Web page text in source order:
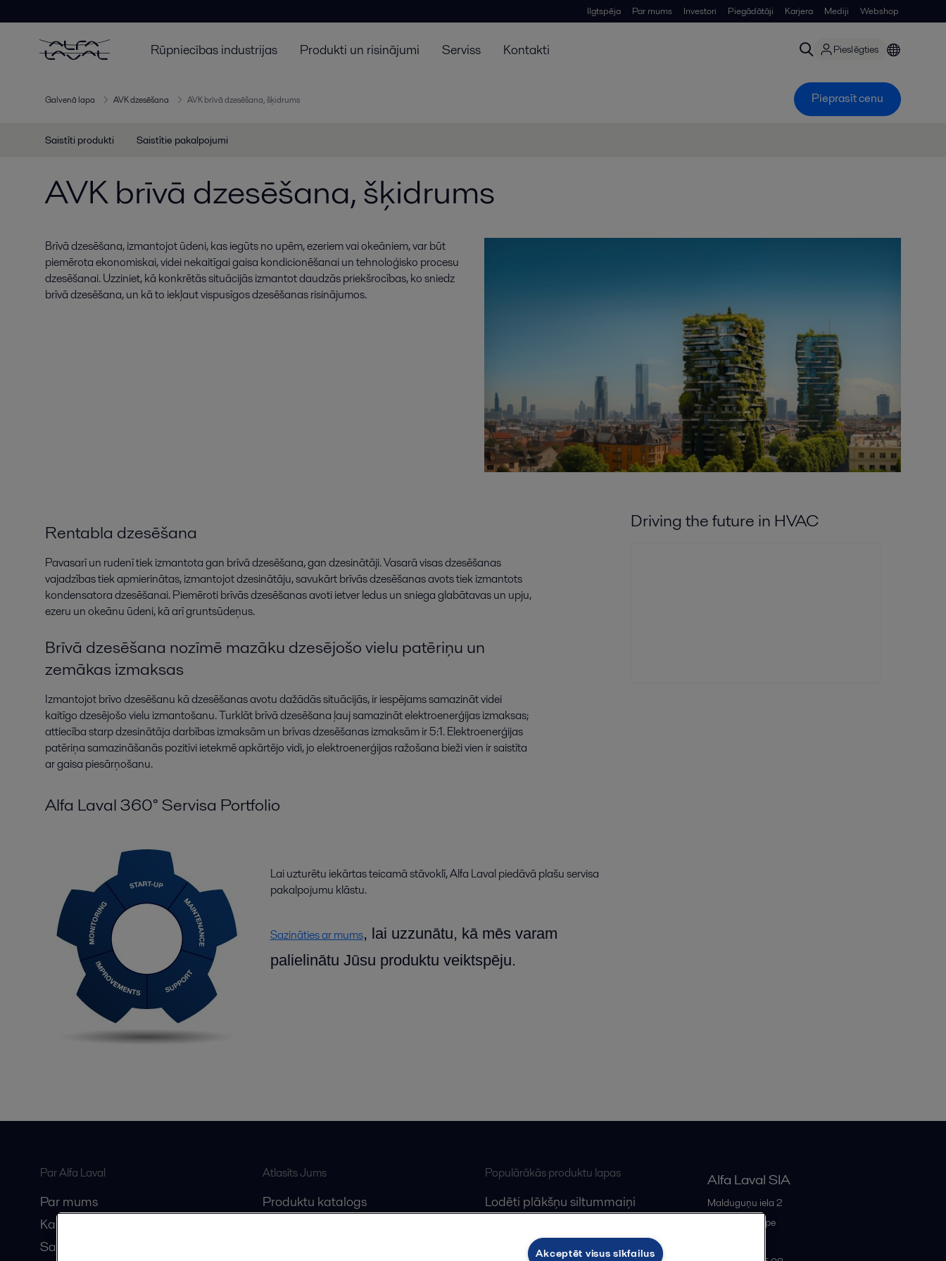
Ilgtspēja Par mums Investori Piegādātāji Karjera Mediji Webshop
Rūpniecības industrijas Produkti un risinājumi Serviss Kontakti Pieslēgties
Galvenā lapa AVK dzesēšana AVK brīvā dzesēšana, šķidrums Pieprasīt cenu
Saistīti produkti Saistītie pakalpojumi
AVK brīvā dzesēšana, šķidrums
Brīvā dzesēšana, izmantojot ūdeni, kas iegūts no upēm, ezeriem vai okeāniem, var būt
piemērota ekonomiskai, videi nekaitīgai gaisa kondicionēšanai un tehnoloģisko procesu
dzesēšanai. Uzziniet, kā konkrētās situācijās izmantot daudzās priekšrocības, ko sniedz
brīvā dzesēšana, un kā to iekļaut vispusīgos dzesēšanas risinājumos.
Rentabla dzesēšana
Pavasarī un rudenī tiek izmantota gan brīvā dzesēšana, gan dzesinātāji. Vasarā visas dzesēšanas
vajadzības tiek apmierinātas, izmantojot dzesinātāju, savukārt brīvās dzesēšanas avots tiek izmantots
kondensatora dzesēšanai. Piemēroti brīvās dzesēšanas avoti ietver ledus un sniega glabātavas un upju,
ezeru un okeānu ūdeni, kā arī gruntsūdeņus.
Brīvā dzesēšana nozīmē mazāku dzesējošo vielu patēriņu un
zemākas izmaksas
Izmantojot brīvo dzesēšanu kā dzesēšanas avotu dažādās situācijās, ir iespējams samazināt videi
kaitīgo dzesējošo vielu izmantošanu. Turklāt brīvā dzesēšana ļauj samazināt elektroenerģijas izmaksas;
attiecība starp dzesinātāja darbības izmaksām un brīvas dzesēšanas izmaksām ir 5:1. Elektroenerģijas
patēriņa samazināšanās pozitīvi ietekmē apkārtējo vidi, jo elektroenerģijas ražošana bieži vien ir saistīta
ar gaisa piesārņošanu.
Driving the future in HVAC
Alfa Laval 360° Servisa Portfolio
Lai uzturētu iekārtas teicamā stāvoklī, Alfa Laval piedāvā plašu servisa
pakalpojumu klāstu.
Sazināties ar mums, lai uzzunātu, kā mēs varam
palielinātu Jūsu produktu veiktspēju.
Par Alfa Laval
Par mums
Karjera
Sazinieties ar mums
Atlasīts Jums
Produktu katalogs
Populārākās produktu lapas
Lodēti plākšņu siltummaiņi
Dekanteri
Alfa Laval SIA
Malduguņu iela 2
Mārupe
Akceptēt visus sīkfailus